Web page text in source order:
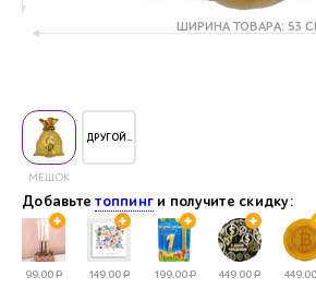
ШИРИНА ТОВАРА: 53
МЕШОК
ДРУГОЙ..
Добавьтетоппинг и получите скидку:
99.00Р 149.00Р 199.00Р 449.00Р 449.00